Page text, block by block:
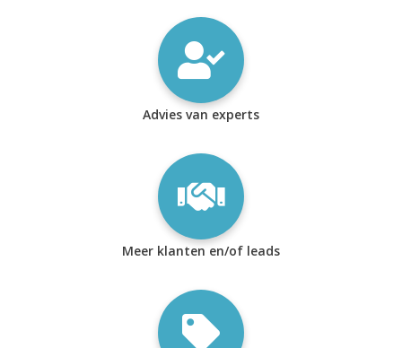
Advies van experts
Meer klanten en/of leads